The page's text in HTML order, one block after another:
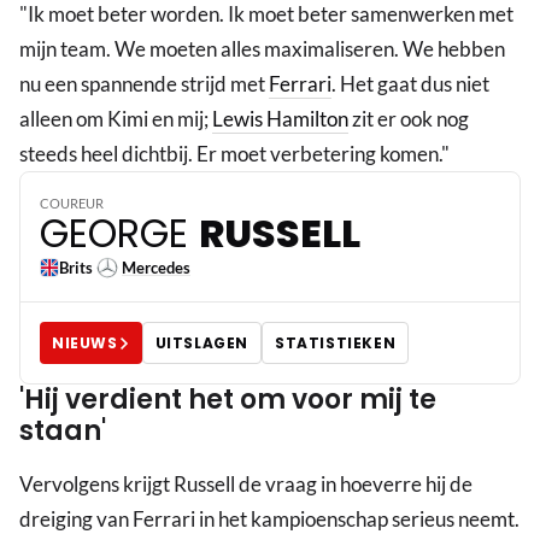
"Ik moet beter worden. Ik moet beter samenwerken met
mijn team. We moeten alles maximaliseren. We hebben
nu een spannende strijd metFerrari. Het gaat dus niet
alleen om Kimi en mij;Lewis Hamiltonzit er ook nog
steeds heel dichtbij. Er moet verbetering komen."
COUREUR
GEORGE RUSSELL
Brits Mercedes 63
NIEUWS UITSLAGEN STATISTIEKEN
'Hij verdient het om voor mij te
staan'
Vervolgens krijgt Russell de vraag in hoeverre hij de
dreiging van Ferrari in het kampioenschap serieus neemt.